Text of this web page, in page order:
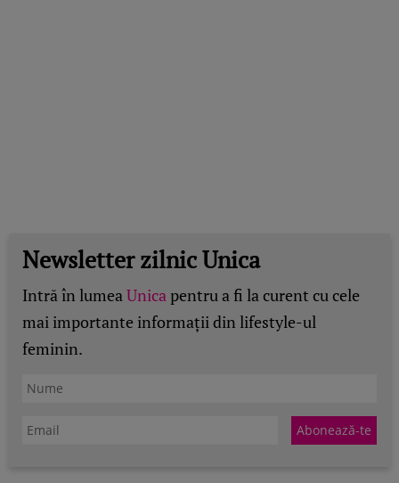
Newsletter zilnic Unica
Intră în lumeaUnicapentru a fi la curent cu cele
mai importante informații din lifestyle-ul
feminin.